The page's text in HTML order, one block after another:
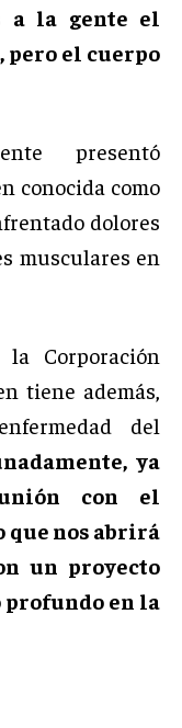
a la gente el
el cuerpo
presentó
conocida como
dolores
musculares en
la Corporación
tiene además,
del
ya
con el
nos abrirá
un proyecto
en la